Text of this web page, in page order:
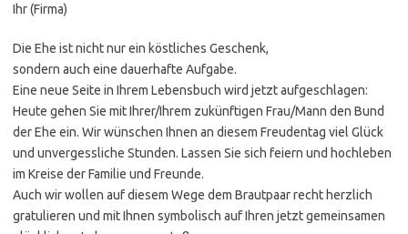
Ihr (Firma)
Die Ehe ist nicht nur ein köstliches Geschenk,
sondern auch eine dauerhafte Aufgabe.
Eine neue Seite in Ihrem Lebensbuch wird jetzt aufgeschlagen:
Heute gehen Sie mit Ihrer/Ihrem zukünftigen Frau/Mann den Bund
der Ehe ein. Wir wünschen Ihnen an diesem Freudentag viel Glück
und unvergessliche Stunden. Lassen Sie sich feiern und hochleben
im Kreise der Familie und Freunde.
Auch wir wollen auf diesem Wege dem Brautpaar recht herzlich
gratulieren und mit Ihnen symbolisch auf Ihren jetzt gemeinsamen